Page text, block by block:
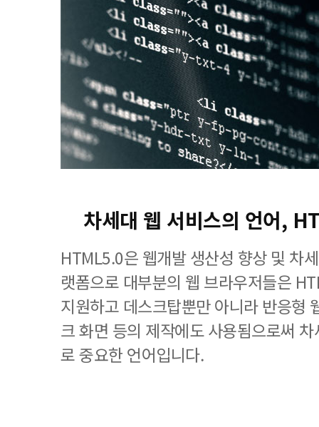
차세대 웹 서비스의 언어,
HTML5.0은 웹개발 생산성 향상 및 차
랫폼으로 대부분의 웹 브라우저들은
지원하고 데스크탑뿐만 아니라 반응형
크 화면 등의 제작에도 사용됨으로써
로 중요한 언어입니다.